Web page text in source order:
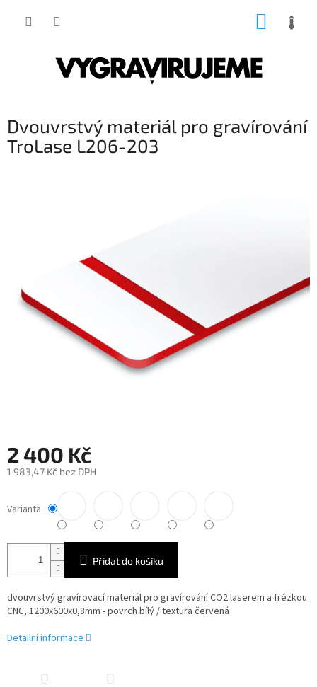
Dvouvrstvý materiál pro gravírování
TroLase L206-203
2 400 Kč
1 983,47 Kč bez DPH
cena:
Varianta
Přidat do košíku
dvouvrstvý gravírovací materiál pro gravírování CO2 laserem a frézkou
CNC, 1200x600x0,8mm - povrch bílý / textura červená
Detailní informace